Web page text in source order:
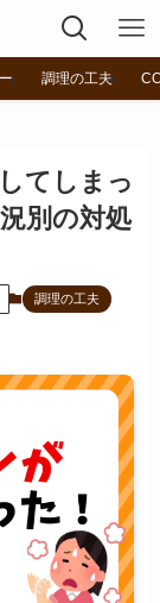
調理の工夫
てしまっ
別の対処
調理の工夫